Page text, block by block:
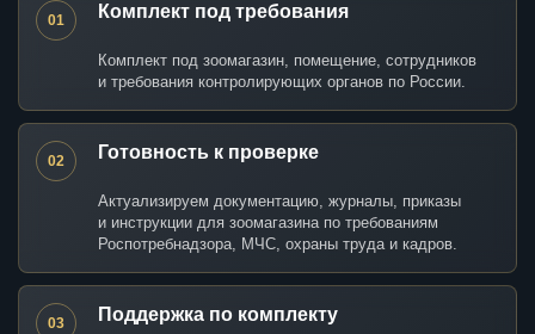
01 Комплект под требования
Комплект под зоомагазин, помещение, сотрудников
и требования контролирующих органов по России.
02 Готовность к проверке
Актуализируем документацию, журналы, приказы
и инструкции для зоомагазина по требованиям
Роспотребнадзора, МЧС, охраны труда и кадров.
03 Поддержка по комплекту